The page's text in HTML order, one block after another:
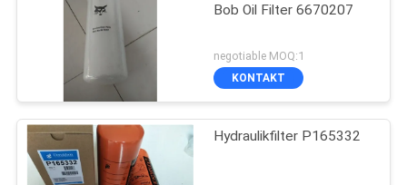
Bob Oil Filter 6670207
negotiable MOQ:1
KONTAKT
Hydraulikfilter P165332